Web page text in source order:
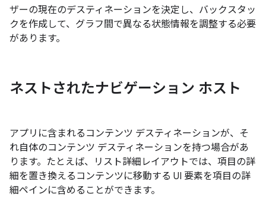
ザーの現在のデスティネーションを決定し、バックスタッ
クを作成して、グラフ間で異なる状態情報を調整する必要
があります。
ネストされたナビゲーション ホスト
アプリに含まれるコンテンツ デスティネーションが、そ
れ自体のコンテンツ デスティネーションを持つ場合があ
ります。たとえば、リスト詳細レイアウトでは、項目の詳
細を置き換えるコンテンツに移動する UI 要素を項目の詳
細ペインに含めることができます。